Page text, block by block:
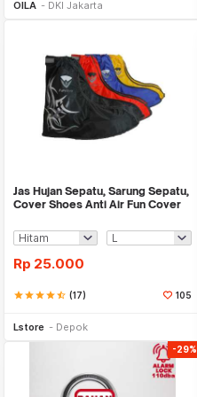
OILA DKI Jakarta
Jas Hujan Sepatu, Sarung Sepatu,
Cover Shoes Anti Air Fun Cover
Rp 25.000
starstarstarstarstar_half (17) 105
Lstore Depok
-29%